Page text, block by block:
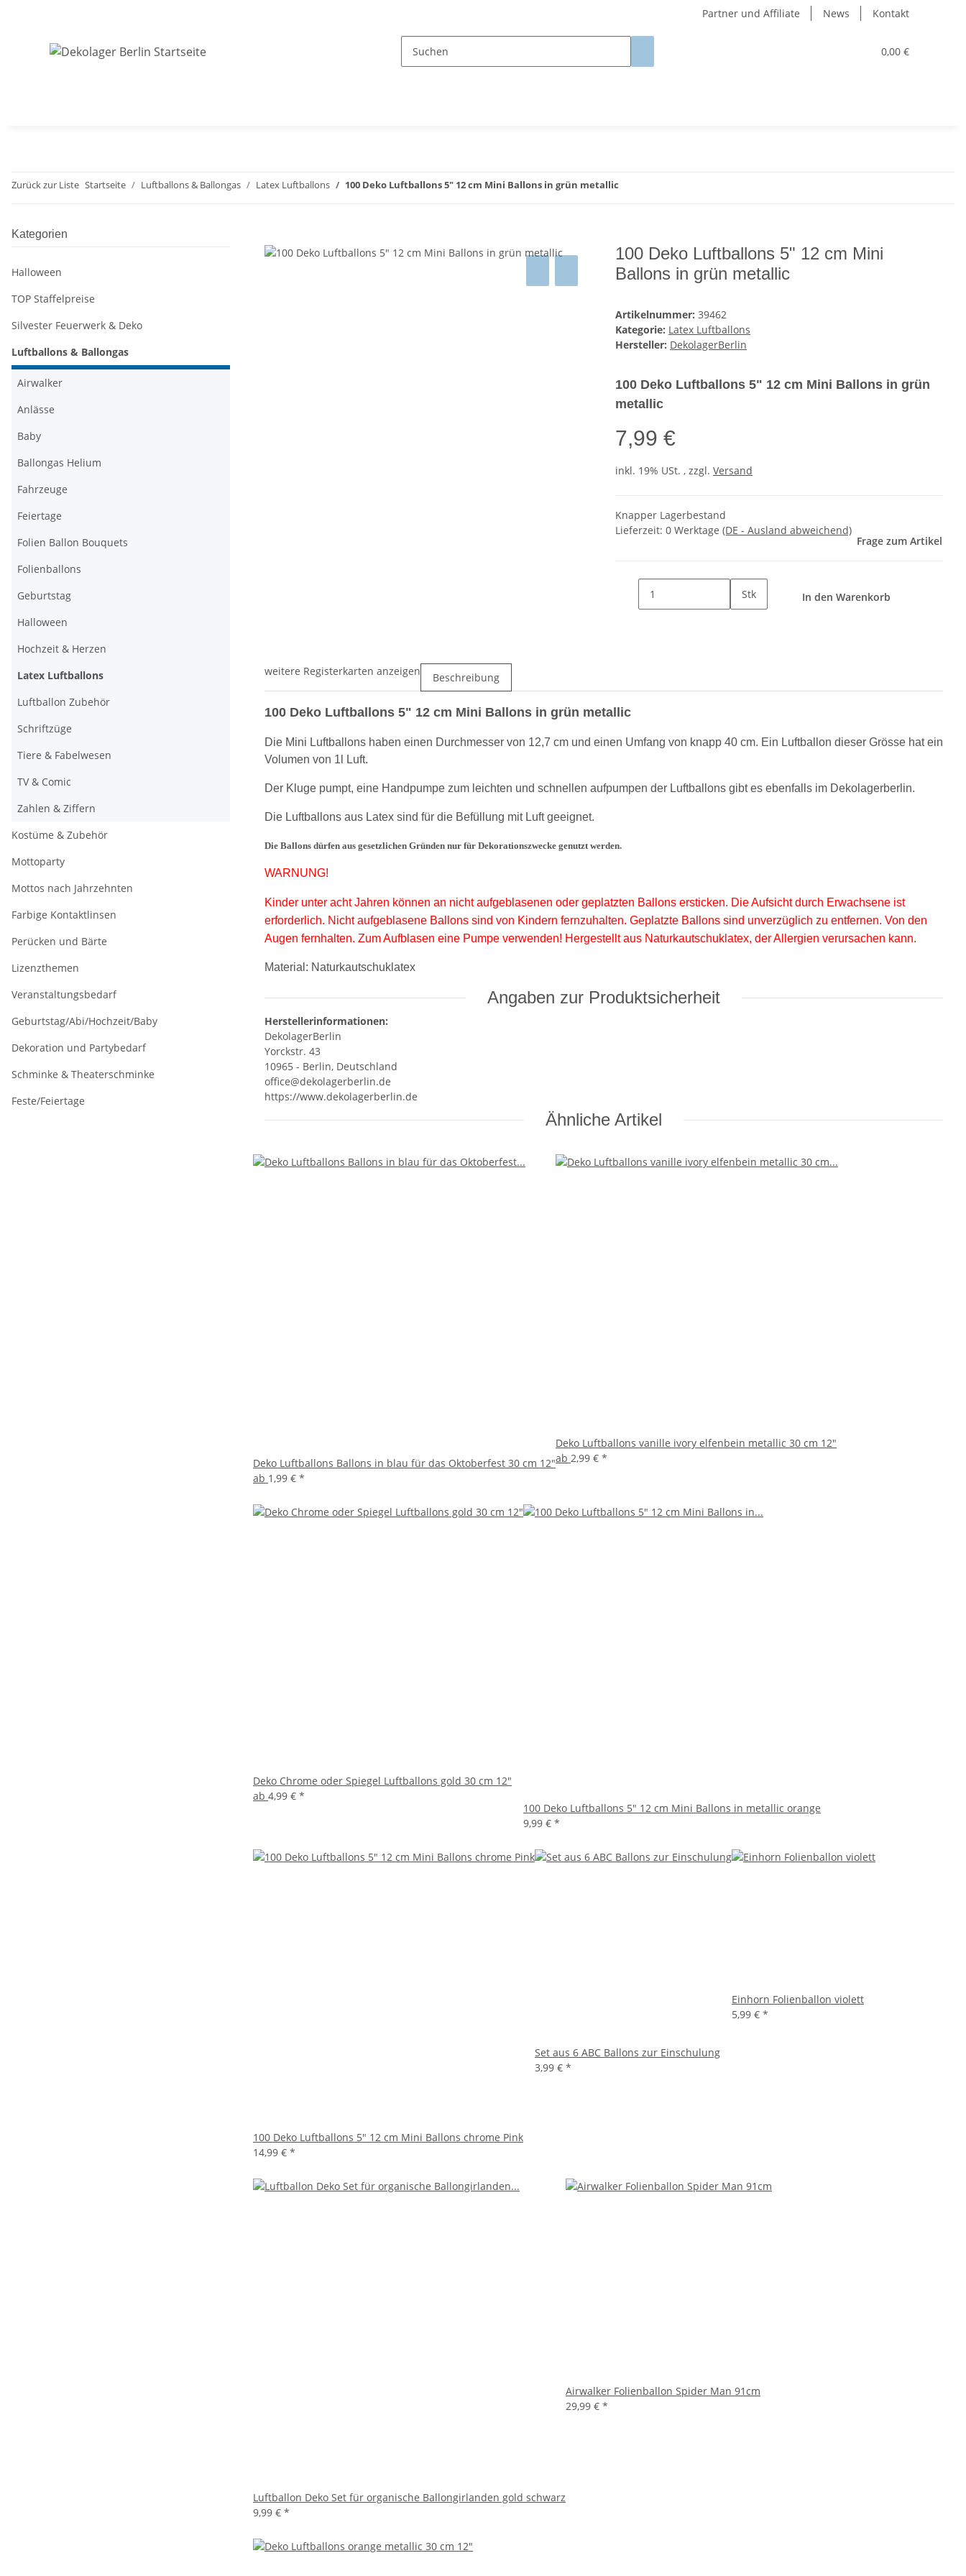
Partner und Affiliate News Kontakt
0,00 €
Zurück zur Liste Startseite Luftballons & Ballongas Latex Luftballons 100 Deko Luftballons 5" 12 cm Mini Ballons in grün metallic
100 Deko Luftballons 5" 12 cm Mini
Ballons in grün metallic
Artikelnummer: 39462
Kategorie: Latex Luftballons
Hersteller: DekolagerBerlin
100 Deko Luftballons 5" 12 cm Mini Ballons in grün
metallic
7,99 €
inkl. 19% USt. , zzgl. Versand
Knapper Lagerbestand
Lieferzeit: 0 Werktage (DE - Ausland abweichend)
Frage zum Artikel
Stk In den Warenkorb
weitere Registerkarten anzeigen Beschreibung
100 Deko Luftballons 5" 12 cm Mini Ballons in grün metallic
Die Mini Luftballons haben einen Durchmesser von 12,7 cm und einen Umfang von knapp 40 cm. Ein Luftballon dieser Grösse hat ein
Volumen von 1l Luft.
Der Kluge pumpt, eine Handpumpe zum leichten und schnellen aufpumpen der Luftballons gibt es ebenfalls im Dekolagerberlin.
Die Luftballons aus Latex sind für die Befüllung mit Luft geeignet.
Die Ballons dürfen aus gesetzlichen Gründen nur für Dekorationszwecke genutzt werden.
WARNUNG!
Kinder unter acht Jahren können an nicht aufgeblasenen oder geplatzten Ballons ersticken. Die Aufsicht durch Erwachsene ist
erforderlich. Nicht aufgeblasene Ballons sind von Kindern fernzuhalten. Geplatzte Ballons sind unverzüglich zu entfernen. Von den
Augen fernhalten. Zum Aufblasen eine Pumpe verwenden! Hergestellt aus Naturkautschuklatex, der Allergien verursachen kann.
Material: Naturkautschuklatex
Angaben zur Produktsicherheit
Herstellerinformationen:
DekolagerBerlin
Yorckstr. 43
10965 - Berlin, Deutschland
office@dekolagerberlin.de
https://www.dekolagerberlin.de
Ähnliche Artikel
Deko Luftballons Ballons in blau für das Oktoberfest 30 cm 12"
ab 1,99 € *
Deko Luftballons vanille ivory elfenbein metallic 30 cm 12"
ab 2,99 € *
Deko Chrome oder Spiegel Luftballons gold 30 cm 12"
ab 4,99 € *
100 Deko Luftballons 5" 12 cm Mini Ballons in metallic orange
9,99 € *
100 Deko Luftballons 5" 12 cm Mini Ballons chrome Pink
14,99 € *
Set aus 6 ABC Ballons zur Einschulung
3,99 € *
Einhorn Folienballon violett
5,99 € *
Luftballon Deko Set für organische Ballongirlanden gold schwarz
9,99 € *
Airwalker Folienballon Spider Man 91cm
29,99 € *
Kategorien
Halloween
TOP Staffelpreise
Silvester Feuerwerk & Deko
Luftballons & Ballongas
Airwalker
Anlässe
Baby
Ballongas Helium
Fahrzeuge
Feiertage
Folien Ballon Bouquets
Folienballons
Geburtstag
Halloween
Hochzeit & Herzen
Latex Luftballons
Luftballon Zubehör
Schriftzüge
Tiere & Fabelwesen
TV & Comic
Zahlen & Ziffern
Kostüme & Zubehör
Mottoparty
Mottos nach Jahrzehnten
Farbige Kontaktlinsen
Perücken und Bärte
Lizenzthemen
Veranstaltungsbedarf
Geburtstag/Abi/Hochzeit/Baby
Dekoration und Partybedarf
Schminke & Theaterschminke
Feste/Feiertage